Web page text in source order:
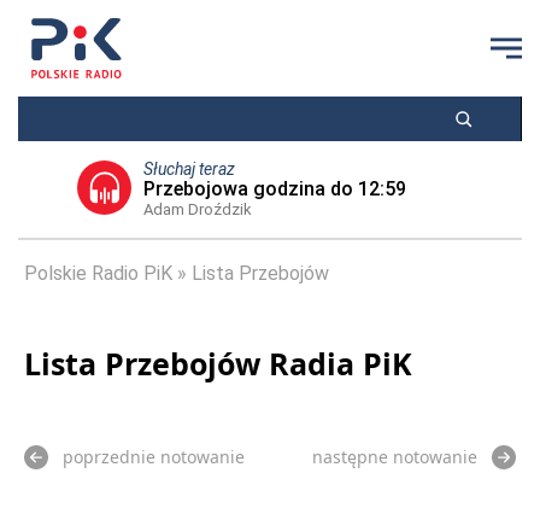
Słuchaj teraz
Przebojowa godzina do 12:59
Adam Droździk
Polskie Radio PiK Lista Przebojów
Lista Przebojów Radia PiK
poprzednie notowanie następne notowanie